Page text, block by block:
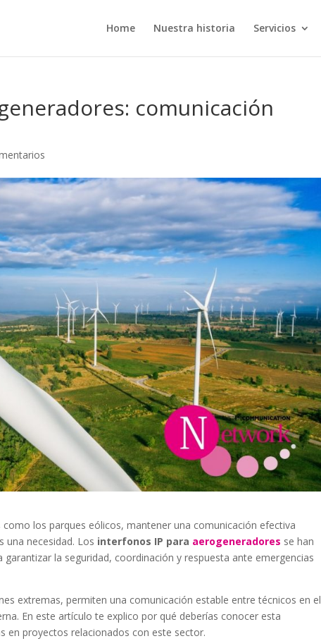
Home Nuestra historia Servicios
comunicación
los parques eólicos, mantener una comunicación efectiva
una necesidad. Los interfonos IP para aerogeneradores se han
la seguridad, coordinación y respuesta ante emergencias
extremas, permiten una comunicación estable entre técnicos en el
En este artículo te explico por qué deberías conocer esta
en proyectos relacionados con este sector.